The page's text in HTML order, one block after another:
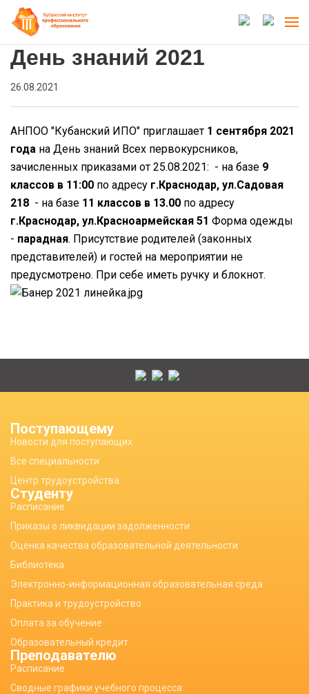
День знаний 2021
26.08.2021
АНПОО "Кубанский ИПО" приглашает 1 сентября 2021
года на День знаний Всех первокурсников,
зачисленных приказами от 25.08.2021: - на базе 9
классов в 11:00 по адресу г.Краснодар, ул.Садовая
218 - на базе 11 классов в 13.00 по адресу
г.Краснодар, ул.Красноармейская 51 Форма одежды
- парадная. Присутствие родителей (законных
представителей) и гостей на мероприятии не
предусмотрено. При себе иметь ручку и блокнот.
Поступающему
Новости для поступающих
Все специальности
Центр трудоустройства
Студенту
Расписание
Приказы о ликвидации задолженности
Оценка качества образовательной деятельности
Библиотека
Электронно-информационная образовательная среда
Практика и трудоустройство
Оплата за обучение
Образовательный кредит
Преподавателю
Расписание
Сводные графики учебного процесса